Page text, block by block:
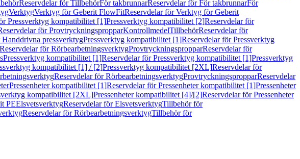
Reservdelar för TillbehörFör takbrunnarReservdelar för För takbrunnarFör
VerktygVerktyg för Geberit FlowFitReservdelar för Verktyg för Geberit
Pressverktyg kompatibilitet [1]Pressverktyg kompatibilitet [2]Reservdelar för
för ProvtryckningspropparKontrollmedelTillbehörReservdelar för
pressverktygPressverktyg kompatibilitet [1]Reservdelar för Pressverktyg
Reservdelar för RörbearbetningsverktygProvtryckningspropparReservdelar för
Pressverktyg kompatibilitet [1]Reservdelar för Pressverktyg kompatibilitet [1]Pressverktyg
kompatibilitet [1] / [2]Pressverktyg kompatibilitet [2XL]Reservdelar för
Reservdelar för RörbearbetningsverktygProvtryckningspropparReservdelar
Pressenheter kompatibilitet [1]Reservdelar för Pressenheter kompatibilitet [1]Pressenheter
kompatibilitet [2XL]Pressenheter kompatibilitet [4]/[2]Reservdelar för Pressenheter
PEElsvetsverktygReservdelar för ElsvetsverktygTillbehör för
Reservdelar för RörbearbetningsverktygTillbehör för